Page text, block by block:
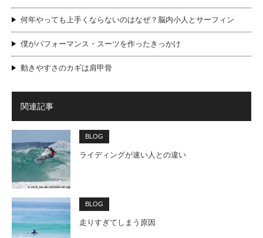
何年やっても上手くならないのはなぜ？脳内小人とサーフィン
僕がパフォーマンス・スーツを作ったきっかけ
動きやすさのカギは肩甲骨
関連記事
BLOG
ライディングが速い人との違い
BLOG
走りすぎてしまう原因